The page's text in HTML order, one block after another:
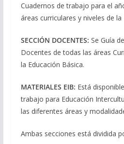
Cuadernos de trabajo para el
áreas curriculares y niveles de la
SECCIÓN DOCENTES: Se Guía
Docentes de todas las áreas
la Educación Básica.
MATERIALES EIB: Está
trabajo para Educación
las diferentes áreas y
Ambas secciones está dividida